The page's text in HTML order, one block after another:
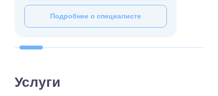
Подробнее о специалисте
Услуги